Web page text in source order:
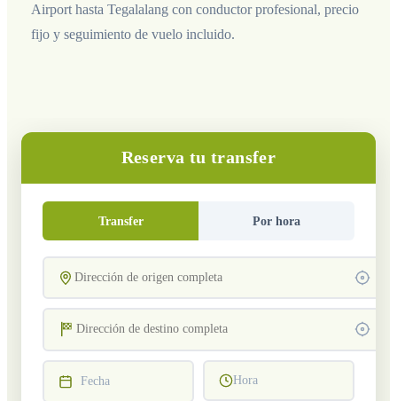
Airport hasta Tegalalang con conductor profesional, precio
fijo y seguimiento de vuelo incluido.
Reserva tu transfer
Transfer Por hora
Fecha Hora